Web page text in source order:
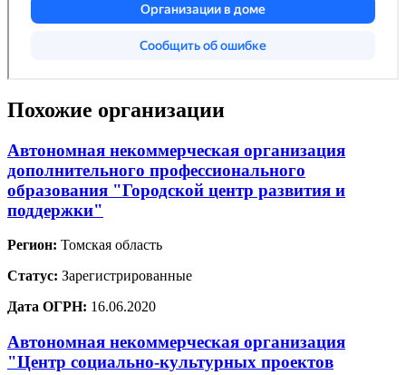
Похожие организации
Автономная некоммерческая организация
дополнительного профессионального
образования "Городской центр развития и
поддержки"
Регион: Томская область
Статус: Зарегистрированные
Дата ОГРН: 16.06.2020
Автономная некоммерческая организация
"Центр социально-культурных проектов